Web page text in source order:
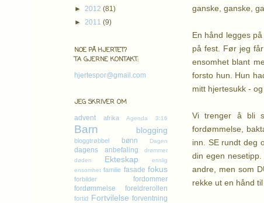
ganske, ganske,
En hånd legges
på fest. Før jeg
ensomhet blant
forsto hun. Hun
mitt hjertesukk -
Vi trenger å bli
fordømmelse,
inn. SE rundt deg
din egen
andre, men som
rekke ut en hånd
► 2012 (81)
► 2011 (9)
NOE PÅ HJERTET?
TA GJERNE KONTAKT:
hjertespor@gmail.com
JEG SKRIVER OM
advent afrika Agenda 3:16
Barn blogging
bloggtrøbbel bønn Dagen
dagens anbefaling
drømmer
døden
Ekteskap
enslig
ensomhet familie fasade fokus
forbilder
fordommer
fordømmelse
foreldrerollen
fortid Fortvilelse forventning